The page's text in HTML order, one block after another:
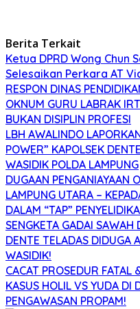
Berita Terkait
Ketua DPRD Wong Chun
Selesaikan Perkara AT
RESPON DINAS
OKNUM GURU LABRAK
BUKAN DISIPLIN PROFESI
LBH AWALINDO
POWER” KAPOLSEK
WASIDIK POLDA LAMPUNG
DUGAAN PENGANIAYAAN
LAMPUNG UTARA –
DALAM “TAP”
SENGKETA GADAI SAWAH
DENTE TELADAS DIDUGA
WASIDIK!
CACAT PROSEDUR FATAL
KASUS HOLIL VS YUDA DI
PENGAWASAN PROPAM!